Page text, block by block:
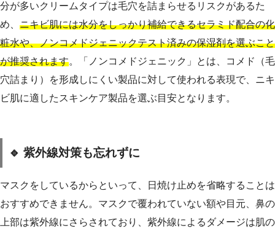
分が多いクリームタイプは毛穴を詰まらせるリスクがあるた
め、 ニキビ肌には水分をしっかり補給できるセラミド配合の化
粧水や、ノンコメドジェニックテスト済みの保湿剤を選ぶこと
が推奨されます。「ノンコメドジェニック」とは、コメド（毛
穴詰まり）を形成しにくい製品に対して使われる表現で、ニキ
ビ肌に適したスキンケア製品を選ぶ目安となります。
🔹 紫外線対策も忘れずに
マスクをしているからといって、日焼け止めを省略することは
おすすめできません。マスクで覆われていない額や目元、鼻の
上部は紫外線にさらされており、紫外線によるダメージは肌の